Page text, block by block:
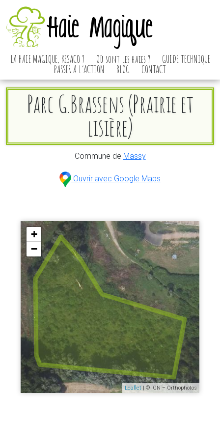
Haie Magique
LA HAIE MAGIQUE, KESACO ? Où sont les haies ?
GUIDE TECHNIQUE
PASSER A L’ACTION
BLOG CONTACT
Parc G.Brassens (Prairie et
lisière)
Commune de Massy
Ouvrir avec Google Maps
+
−
Leaflet | © IGN – Orthophotos